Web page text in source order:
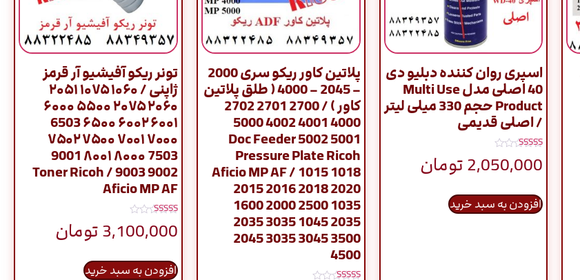
اسپری روان کننده دبلیو دی
40 اصلی مدل Multi Use
Product حجم 330 میلی لیتر
/ اصلی قدیمی
نمره
5.00
از 5
2,050,000تومان
افزودن به سبد خرید
پلاتین کاور ریکو سری 2000
– 2045 – 4000 ( طلق پلاتین
کاور ) / 2700 2701 2702
4000 4001 4002 5000
5001 5002 Doc Feeder
Pressure Plate Ricoh
Aficio MP AF / 1015 1018
2015 2016 2018 2020
1600 2000 2500 1035
2035 3035 1045 2035
2045 3035 3045 3500
4500
تونر ریکو آفیشیو آر قرمز
ژاپنی / ۱۰۶۰ ۱۰۷۵ ۲۰۵۱
۲۰۶۰ ۲۰۷۵ ۵۵۰۰ ۶۰۰۰
۶۰۰۱ ۶۰۰۲ ۶۵۰۰ 6503
۷۰۰۰ ۷۰۰۱ ۷۵۰۰ ۷۵۰۲
7503 ۸۰۰۰ ۸۰۰۱ 9001
9002 9003 / Toner Ricoh
Aficio MP AF
نمره
5.00
از 5
3,100,000تومان
افزودن به سبد خرید